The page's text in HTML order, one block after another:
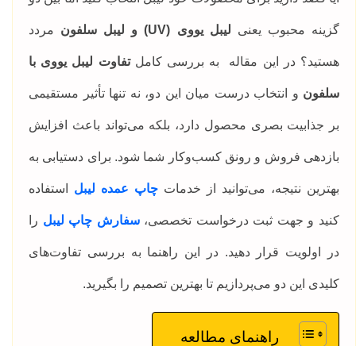
گزینه محبوب یعنی لیبل یووی (UV) و لیبل سلفون مردد
هستید؟ در این مقاله به بررسی کاملتفاوت لیبل یووی با
سلفون و انتخاب درست میان این دو، نه تنها تأثیر مستقیمی
بر جذابیت بصری محصول دارد، بلکه می‌تواند باعث افزایش
بازدهی فروش و رونق کسب‌وکار شما شود. برای دستیابی به
بهترین نتیجه، می‌توانید از خدمات چاپ عمده لیبل استفاده
کنید و جهت ثبت درخواست تخصصی،سفارش چاپ لیبل را
در اولویت قرار دهید. در این راهنما به بررسی تفاوت‌های
کلیدی این دو می‌پردازیم تا بهترین تصمیم را بگیرید.
راهنمای مطالعه